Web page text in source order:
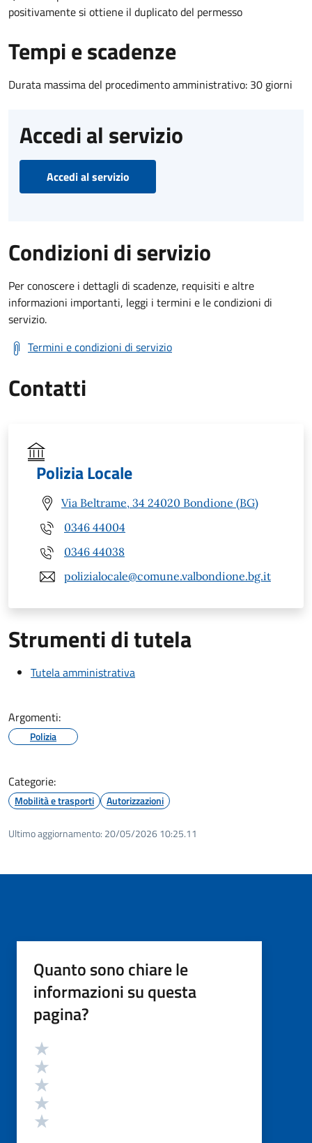
positivamente si ottiene il duplicato del permesso
Tempi e scadenze
Durata massima del procedimento amministrativo: 30 giorni
Accedi al servizio
Accedi al servizio
Condizioni di servizio
Per conoscere i dettagli di scadenze, requisiti e altre
informazioni importanti, leggi i termini e le condizioni di
servizio.
Termini e condizioni di servizio
Contatti
Polizia Locale
Via Beltrame, 34 24020 Bondione (BG)
0346 44004
0346 44038
polizialocale@comune.valbondione.bg.it
Strumenti di tutela
Tutela amministrativa
Argomenti:
Polizia
Categorie:
Mobilità e trasporti Autorizzazioni
Ultimo aggiornamento: 20/05/2026 10:25.11
Quanto sono chiare le
informazioni su questa
pagina?
Valutazione